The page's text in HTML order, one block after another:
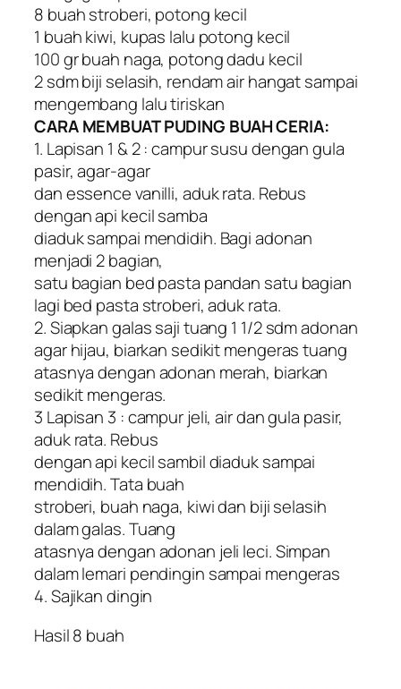
8 buah stroberi, potong kecil
1 buah kiwi, kupas lalu potong kecil
100 gr buah naga, potong dadu kecil
2 sdm biji selasih, rendam air hangat sampai
mengembang lalu tiriskan
CARA MEMBUAT PUDING BUAH CERIA:
1. Lapisan 1 & 2 : campur susu dengan gula
pasir, agar-agar
dan essence vanilli, aduk rata. Rebus
dengan api kecil samba
diaduk sampai mendidih. Bagi adonan
menjadi 2 bagian,
satu bagian bed pasta pandan satu bagian
lagi bed pasta stroberi, aduk rata.
2. Siapkan galas saji tuang 1 1/2 sdm adonan
agar hijau, biarkan sedikit mengeras tuang
atasnya dengan adonan merah, biarkan
sedikit mengeras.
3 Lapisan 3 : campur jeli, air dan gula pasir,
aduk rata. Rebus
dengan api kecil sambil diaduk sampai
mendidih. Tata buah
stroberi, buah naga, kiwi dan biji selasih
dalam galas. Tuang
atasnya dengan adonan jeli leci. Simpan
dalam lemari pendingin sampai mengeras
4. Sajikan dingin
Hasil 8 buah